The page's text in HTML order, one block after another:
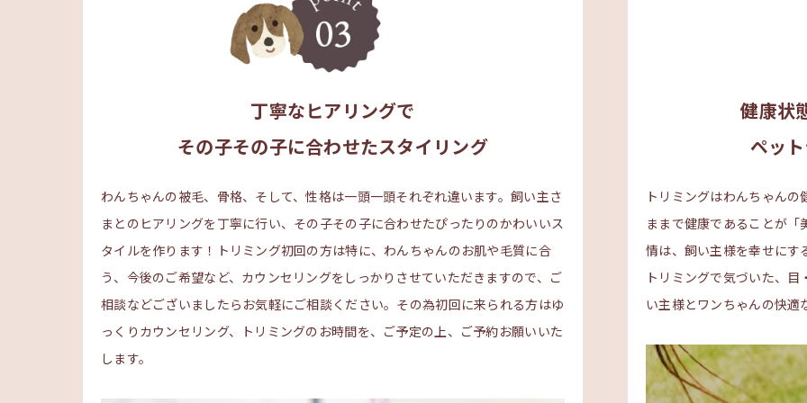
丁寧なヒアリングで
その子その子に合わせたスタイリング
わんちゃんの被毛、骨格、そして、性格は一頭一頭それぞれ違います。飼い主さ
まとのヒアリングを丁寧に行い、その子その子に合わせたぴったりのかわいいス
タイルを作ります！トリミング初回の方は特に、わんちゃんのお肌や毛質に合
う、今後のご希望など、カウンセリングをしっかりさせていただきますので、ご
相談などございましたらお気軽にご相談ください。その為初回に来られる方はゆ
っくりカウンセリング、トリミングのお時間を、ご予定の上、ご予約お願いいた
します。
健康状
ペッ
トリミングはわんちゃん
ままで健康であることが
情は、飼い主様を幸せにす
トリミングで気づいた、
い主様とワンちゃんの快適